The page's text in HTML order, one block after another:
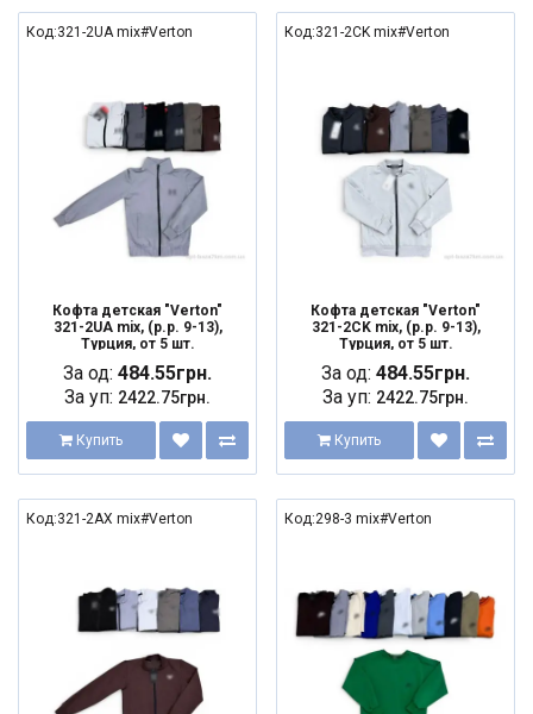
Код:321-2UA mix#Verton
Кофта детская "Verton"
321-2UA mix, (р.р. 9-13),
Турция, от 5 шт.
За од: 484.55грн.
За уп: 2422.75грн.
Купить
Код:321-2CK mix#Verton
Кофта детская "Verton"
321-2CK mix, (р.р. 9-13),
Турция, от 5 шт.
За од: 484.55грн.
За уп: 2422.75грн.
Купить
Код:321-2AX mix#Verton Код:298-3 mix#Verton